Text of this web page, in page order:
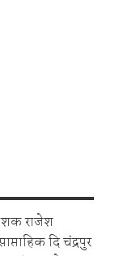
राजेश
दि चंद्रपुर